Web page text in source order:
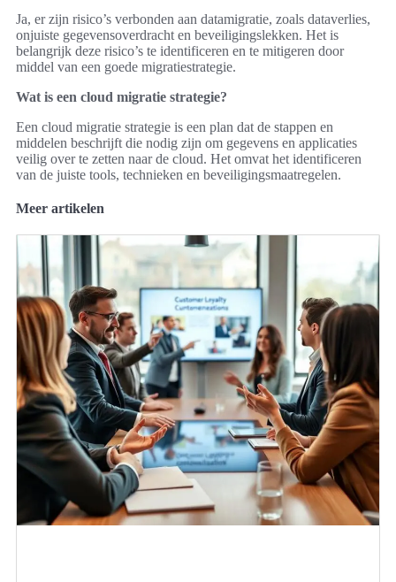
Ja, er zijn risico’s verbonden aan datamigratie, zoals dataverlies,
onjuiste gegevensoverdracht en beveiligingslekken. Het is
belangrijk deze risico’s te identificeren en te mitigeren door
middel van een goede migratiestrategie.
Wat is een cloud migratie strategie?
Een cloud migratie strategie is een plan dat de stappen en
middelen beschrijft die nodig zijn om gegevens en applicaties
veilig over te zetten naar de cloud. Het omvat het identificeren
van de juiste tools, technieken en beveiligingsmaatregelen.
Meer artikelen